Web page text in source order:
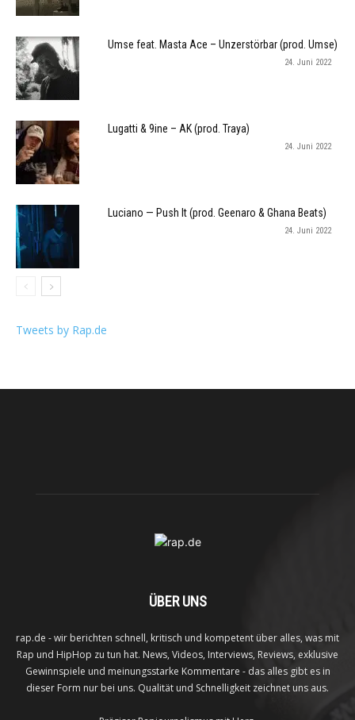
Umse feat. Masta Ace – Unzerstörbar (prod. Umse)
24. Juni 2022
Lugatti & 9ine – AK (prod. Traya)
24. Juni 2022
Luciano — Push It (prod. Geenaro & Ghana Beats)
24. Juni 2022
Tweets by Rap.de
ÜBER UNS
rap.de - wir berichten schnell, kritisch und kompetent über alles, was mit
Rap und HipHop zu tun hat. News, Videos, Interviews, Reviews, exklusive
Gewinnspiele und meinungsstarke Kommentare - das alles gibt es in
dieser Form nur bei uns. Qualität und Schnelligkeit zeichnet uns aus.